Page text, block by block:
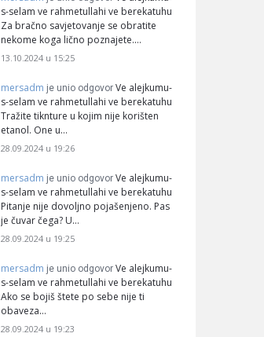
s-selam ve rahmetullahi ve berekatuhu
Za bračno savjetovanje se obratite
nekome koga lično poznajete.…
13.10.2024 u 15:25
mersadm je unio odgovor Ve alejkumu-
s-selam ve rahmetullahi ve berekatuhu
Tražite tiknture u kojim nije korišten
etanol. One u…
28.09.2024 u 19:26
mersadm je unio odgovor Ve alejkumu-
s-selam ve rahmetullahi ve berekatuhu
Pitanje nije dovoljno pojašenjeno. Pas
je čuvar čega? U…
28.09.2024 u 19:25
mersadm je unio odgovor Ve alejkumu-
s-selam ve rahmetullahi ve berekatuhu
Ako se bojiš štete po sebe nije ti
obaveza…
28.09.2024 u 19:23